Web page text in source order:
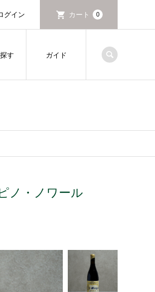
グイン カート 0
す ガイド
ノ・ノワール